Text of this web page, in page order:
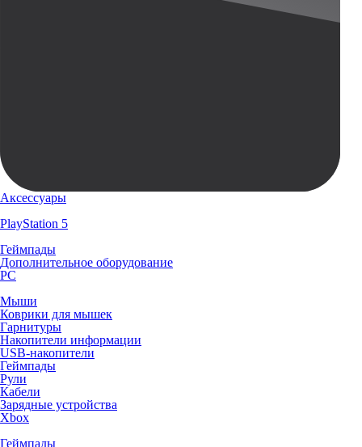
Аксессуары
PlayStation 5
Геймпады
Дополнительное оборудование
PC
Мыши
Коврики для мышек
Гарнитуры
Накопители информации
USB-накопители
Геймпады
Рули
Кабели
Зарядные устройства
Xbox
Геймпады